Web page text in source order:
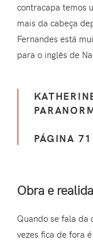
contracapa temos
mais da cabeça
Fernandes está
para o inglês de
PÁGINA 71
Obra e
Quando se fala da
vezes fica de fora